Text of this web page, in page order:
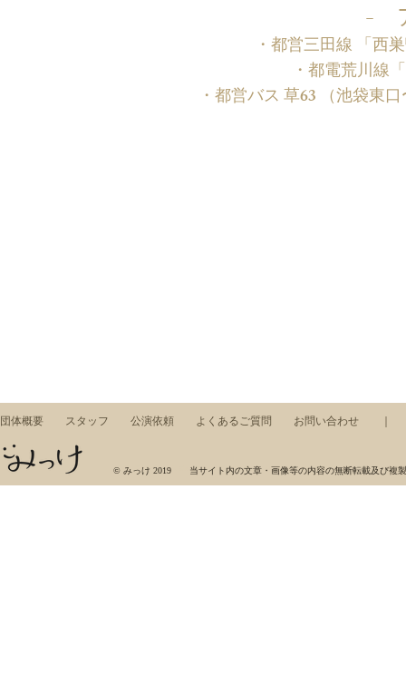
-
・都営三田線 「西
・都電荒川線
・都営バス 草63 （池袋東
団体概要 スタッフ 公演依頼 よくあるご質問 お問い合わせ
みっけ，ワークショップ，東京藝術大学，芸術集団，展示，コンサート，アート，音楽，美術
© みっけ 2019 当サイト内の文章・画像等の内容の無断転載及び複